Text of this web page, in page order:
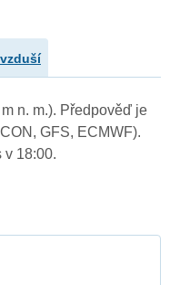
n. m.). Předpověď je
GFS, ECMWF).
v 18:00.